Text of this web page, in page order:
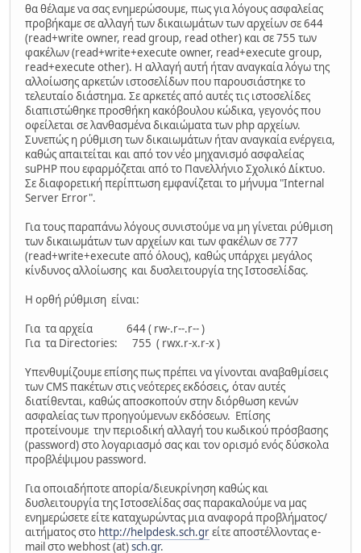
θα θέλαμε να σας ενημερώσουμε, πως για λόγους ασφαλείας
προβήκαμε σε αλλαγή των δικαιωμάτων των αρχείων σε 644
(read+write owner, read group, read other) και σε 755 των
φακέλων (read+write+execute owner, read+execute group,
read+execute other). Η αλλαγή αυτή ήταν αναγκαία λόγω της
αλλοίωσης αρκετών ιστοσελίδων που παρουσιάστηκε το
τελευταίο διάστημα. Σε αρκετές από αυτές τις ιστοσελίδες
διαπιστώθηκε προσθήκη κακόβουλου κώδικα, γεγονός που
οφείλεται σε λανθασμένα δικαιώματα των php αρχείων.
Συνεπώς η ρύθμιση των δικαιωμάτων ήταν αναγκαία ενέργεια,
καθώς απαιτείται και από τον νέο μηχανισμό ασφαλείας
suPHP που εφαρμόζεται από το Πανελλήνιο Σχολικό Δίκτυο.
Σε διαφορετική περίπτωση εμφανίζεται το μήνυμα "Internal
Server Error".
Για τους παραπάνω λόγους συνιστούμε να μη γίνεται ρύθμιση
των δικαιωμάτων των αρχείων και των φακέλων σε 777
(read+write+execute από όλους), καθώς υπάρχει μεγάλος
κίνδυνος αλλοίωσης και δυσλειτουργία της Ιστοσελίδας.
H ορθή ρύθμιση είναι:
Για τα αρχεία 644 ( rw-.r--.r-- )
Για τα Directories: 755 ( rwx.r-x.r-x )
Υπενθυμίζουμε επίσης πως πρέπει να γίνονται αναβαθμίσεις
των CMS πακέτων στις νεότερες εκδόσεις, όταν αυτές
διατίθενται, καθώς αποσκοπούν στην διόρθωση κενών
ασφαλείας των προηγούμενων εκδόσεων. Επίσης
προτείνουμε την περιοδική αλλαγή του κωδικού πρόσβασης
(password) στο λογαριασμό σας και τον ορισμό ενός δύσκολα
προβλέψιμου password.
Για οποιαδήποτε απορία/διευκρίνηση καθώς και
δυσλειτουργία της Ιστοσελίδας σας παρακαλούμε να μας
ενημερώσετε είτε καταχωρώντας μια αναφορά προβλήματος/
αιτήματος στο http://helpdesk.sch.grείτε αποστέλλοντας e-
mail στο webhost (at)sch.gr.